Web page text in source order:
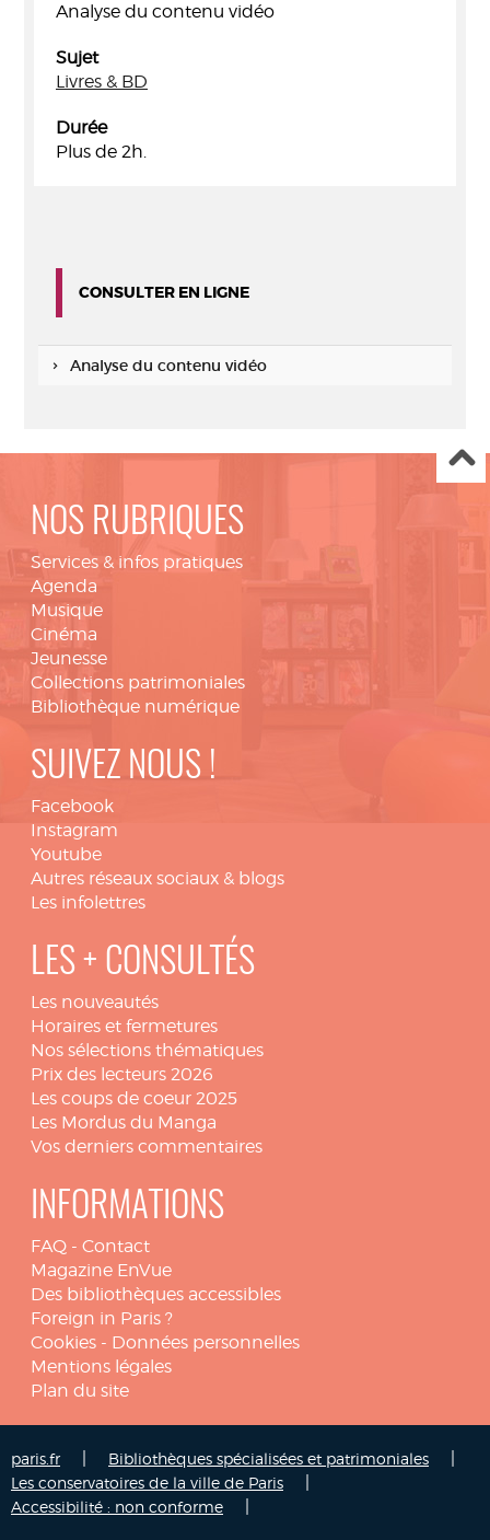
Analyse du contenu vidéo
Sujet
Livres & BD
Durée
Plus de 2h.
CONSULTER EN LIGNE
Analyse du contenu vidéo
NOS RUBRIQUES
Services & infos pratiques
Agenda
Musique
Cinéma
Jeunesse
Collections patrimoniales
Bibliothèque numérique
SUIVEZ NOUS !
Facebook
Instagram
Youtube
Autres réseaux sociaux & blogs
Les infolettres
LES + CONSULTÉS
Les nouveautés
Horaires et fermetures
Nos sélections thématiques
Prix des lecteurs 2026
Les coups de coeur 2025
Les Mordus du Manga
Vos derniers commentaires
INFORMATIONS
FAQ - Contact
Magazine EnVue
Des bibliothèques accessibles
Foreign in Paris ?
Cookies - Données personnelles
Mentions légales
Plan du site
paris.fr Bibliothèques spécialisées et patrimoniales
Les conservatoires de la ville de Paris
Accessibilité : non conforme